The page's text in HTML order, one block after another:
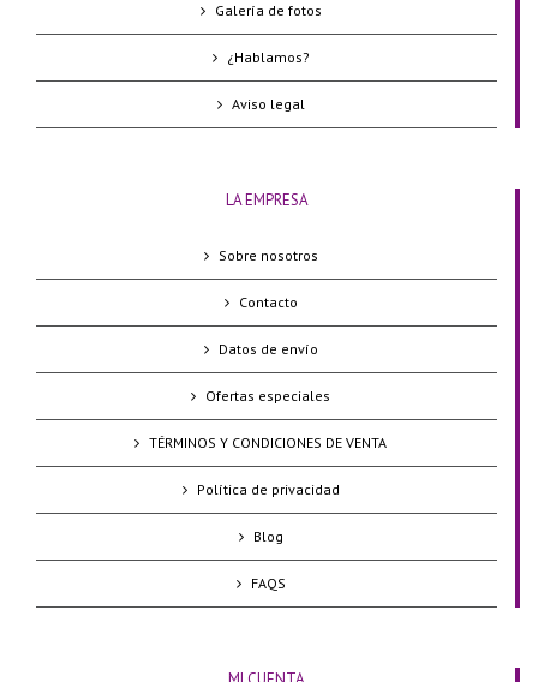
Galería de fotos
¿Hablamos?
Aviso legal
LA EMPRESA
Sobre nosotros
Contacto
Datos de envío
Ofertas especiales
TÉRMINOS Y CONDICIONES DE VENTA
Política de privacidad
Blog
FAQS